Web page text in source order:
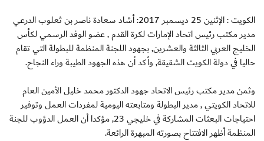
الكويت : الإثنين 25 ديسمبر 2017: أشاد سعادة ناصر بن ثعلوب الدرعي
مدير مكتب رئيس اتحاد الإمارات لكرة القدم , عضو الوفد الرسمي لكأس
الخليج العربي الثالثة والعشرين, بجهود اللجنة المنظمة للبطولة التي تقام
حاليا في دولة الكويت الشقيقة, وأكد أن هذه الجهود الطيبة وراء النجاح.
وثمن مدير مكتب رئيس الاتحاد جهود الدكتور محمد خليل الأمين العام
للاتحاد الكويتي , مدير البطولة ومتابعته اليومية لمفردات العمل وتوفير
احتياجات البعثات المشاركة في خليجي 23, مؤكدا أن العمل الدؤوب للجنة
المنظمة أظهر الافتتاح بصورته المبهرة الرائعة.